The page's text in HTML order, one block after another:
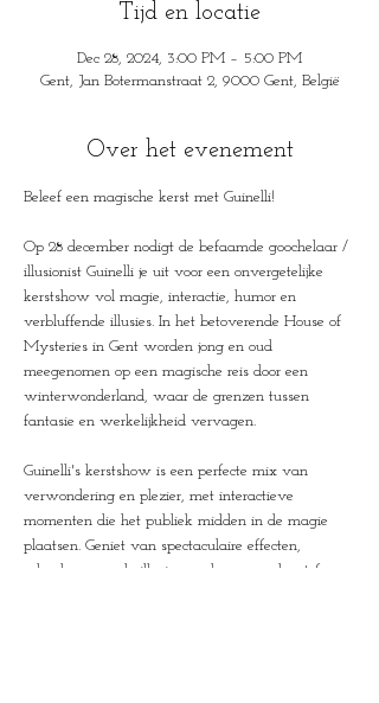
Tijd en locatie
Dec 28, 2024, 3:00 PM – 5:00 PM
Gent, Jan Botermanstraat 2, 9000 Gent, België
Over het evenement
Beleef een magische kerst met Guinelli!
Op 28 december nodigt de befaamde goochelaar /
illusionist Guinelli je uit voor een onvergetelijke
kerstshow vol magie, interactie, humor en
verbluffende illusies. In het betoverende House of
Mysteries in Gent worden jong en oud
meegenomen op een magische reis door een
winterwonderland, waar de grenzen tussen
fantasie en werkelijkheid vervagen.
Guinelli's kerstshow is een perfecte mix van
verwondering en plezier, met interactieve
momenten die het publiek midden in de magie
plaatsen. Geniet van spectaculaire effecten,
adembenemende illusies en de warme kerstsfeer